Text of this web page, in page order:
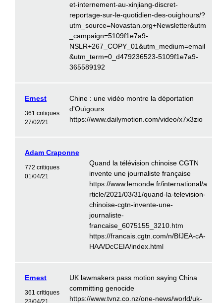
et-internement-au-xinjiang-discret-
reportage-sur-le-quotidien-des-ouighours/?
utm_source=Novastan.org+Newsletter&utm
_campaign=5109f1e7a9-
NSLR+267_COPY_01&utm_medium=email
&utm_term=0_d479236523-5109f1e7a9-
365589192
Ernest
361 critiques
27/02/21
Chine : une vidéo montre la déportation
d'Ouïgours
https://www.dailymotion.com/video/x7x3zio
Adam Craponne
772 critiques
01/04/21
Quand la télévision chinoise CGTN
invente une journaliste française
https://www.lemonde.fr/international/a
rticle/2021/03/31/quand-la-television-
chinoise-cgtn-invente-une-
journaliste-
francaise_6075155_3210.htm
https://francais.cgtn.com/n/BfJEA-cA-
HAA/DcCEIA/index.html
Ernest
361 critiques
UK lawmakers pass motion saying China
committing genocide
https://www.tvnz.co.nz/one-news/world/uk-